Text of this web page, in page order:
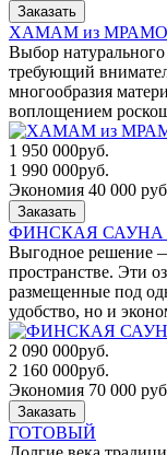
Заказать
ХАМАМ из
Выбор
требующий
многообразия
воплощением
1 950 000руб.
1 990 000руб.
Экономия 40 000
Заказать
ФИНСКАЯ
Выгодное решение
пространстве. Эти
размещенные под
удобство, но и
2 090 000руб.
2 160 000руб.
Экономия 70 000
Заказать
ГОТОВЫЙ